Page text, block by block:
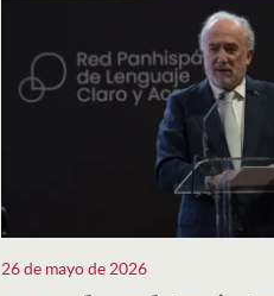
26 de mayo de 2026